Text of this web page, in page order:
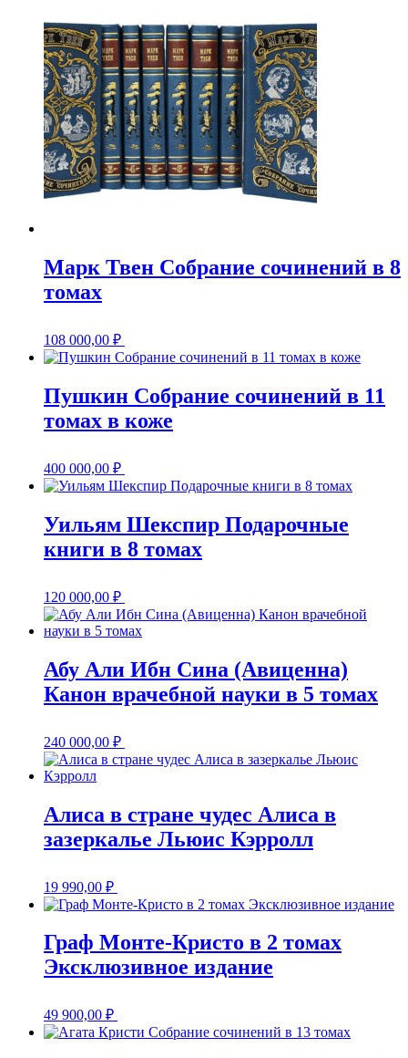
Марк Твен Собрание сочинений в 8
томах
108 000,00 ₽
Пушкин Собрание сочинений в 11
томах в коже
400 000,00 ₽
Уильям Шекспир Подарочные
книги в 8 томах
120 000,00 ₽
Абу Али Ибн Сина (Авиценна)
Канон врачебной науки в 5 томах
240 000,00 ₽
Алиса в стране чудес Алиса в
зазеркалье Льюис Кэрролл
19 990,00 ₽
Граф Монте-Кристо в 2 томах
Эксклюзивное издание
49 900,00 ₽